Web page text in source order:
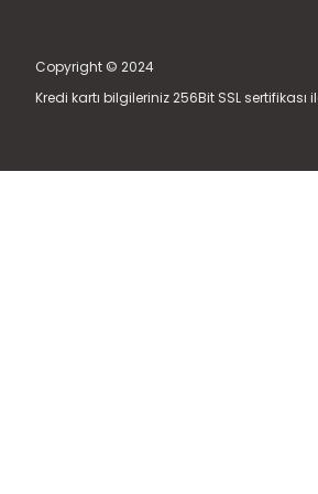
Copyright © 2024
Kredi kartı bilgileriniz 256Bit SSL sertifikası